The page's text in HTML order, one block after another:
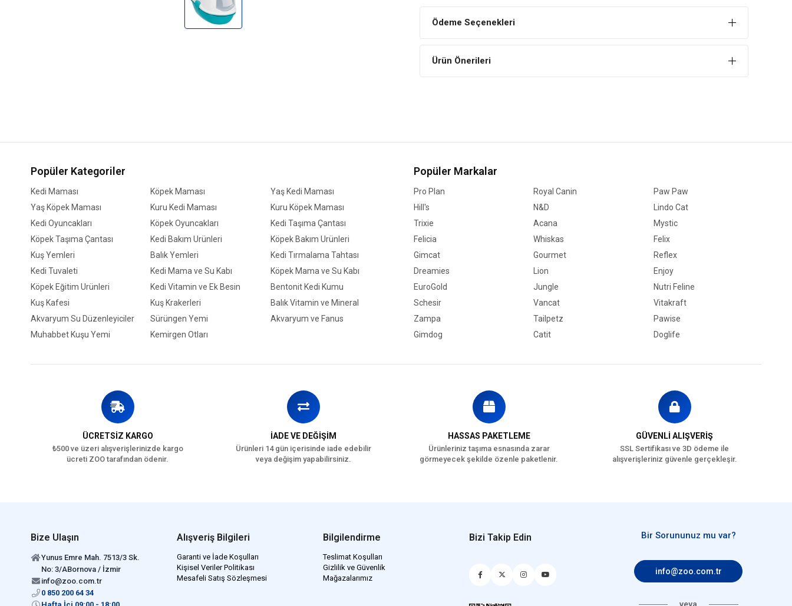
Ödeme Seçenekleri
Ürün Önerileri
Popüler Kategoriler
Kedi Maması Köpek Maması
Yaş Kedi Maması
Yaş Köpek Maması
Kuru Kedi Maması
Kuru Köpek Maması
Kedi Oyuncakları
Köpek Oyuncakları
Kedi Taşıma Çantası
Köpek Taşıma Çantası
Kedi Bakım Ürünleri
Köpek Bakım Ürünleri
Kuş Yemleri
Balık Yemleri
Kedi Tırmalama Tahtası
Kedi Tuvaleti
Kedi Mama ve Su Kabı
Köpek Mama ve Su Kabı
Köpek Eğitim Ürünleri
Kedi Vitamin ve Ek Besin
Bentonit Kedi Kumu
Kuş Kafesi
Kuş Krakerleri
Balık Vitamin ve Mineral
Akvaryum Su Düzenleyiciler
Sürüngen Yemi
Akvaryum ve Fanus
Muhabbet Kuşu Yemi
Kemirgen Otları
Popüler Markalar
Pro Plan Royal Canin
Paw Paw
Hill's
N&D
Lindo Cat
Trixie
Acana
Mystic
Felicia
Whiskas
Felix
Gimcat
Gourmet
Reflex
Dreamies
Lion
Enjoy
EuroGold
Jungle
Nutri Feline
Schesir
Vancat
Vitakraft
Zampa
Tailpetz
Pawise
Gimdog
Catit Doglife
ÜCRETSİZ KARGO
₺500 ve üzeri alışverişlerinizde kargo
ücreti ZOO tarafından ödenir.
İADE VE DEĞİŞİM
Ürünleri 14 gün içerisinde iade edebilir
veya değişim yapabilirsiniz.
HASSAS PAKETLEME
Ürünleriniz taşıma esnasında zarar
görmeyecek şekilde özenle paketlenir.
GÜVENLİ ALIŞVERİŞ
SSL Sertifikası ve 3D ödeme ile
alışverişleriniz güvenle gerçekleşir.
Bize Ulaşın
Yunus Emre Mah. 7513/3 Sk.
No: 3/ABornova / İzmir
info@zoo.com.tr
0 850 200 64 34
Alışveriş Bilgileri
Garanti ve İade Koşulları
Kişisel Veriler Politikası
Mesafeli Satış Sözleşmesi
Bilgilendirme
Teslimat Koşulları
Gizlilik ve Güvenlik
Mağazalarımız
Bizi Takip Edin Bir Sorununuz mu var?
info@zoo.com.tr
veya